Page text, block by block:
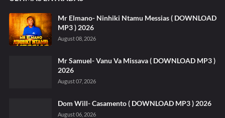
Mr Elmano- Ninhiki Ntamu Messias ( DOWNLOAD
MP3 ) 2026
August 08, 2026
Mr Samuel- Vanu Va Missava ( DOWNLOAD MP3 )
2026
August 07, 2026
Dom Will- Casamento ( DOWNLOAD MP3 ) 2026
August 06, 2026